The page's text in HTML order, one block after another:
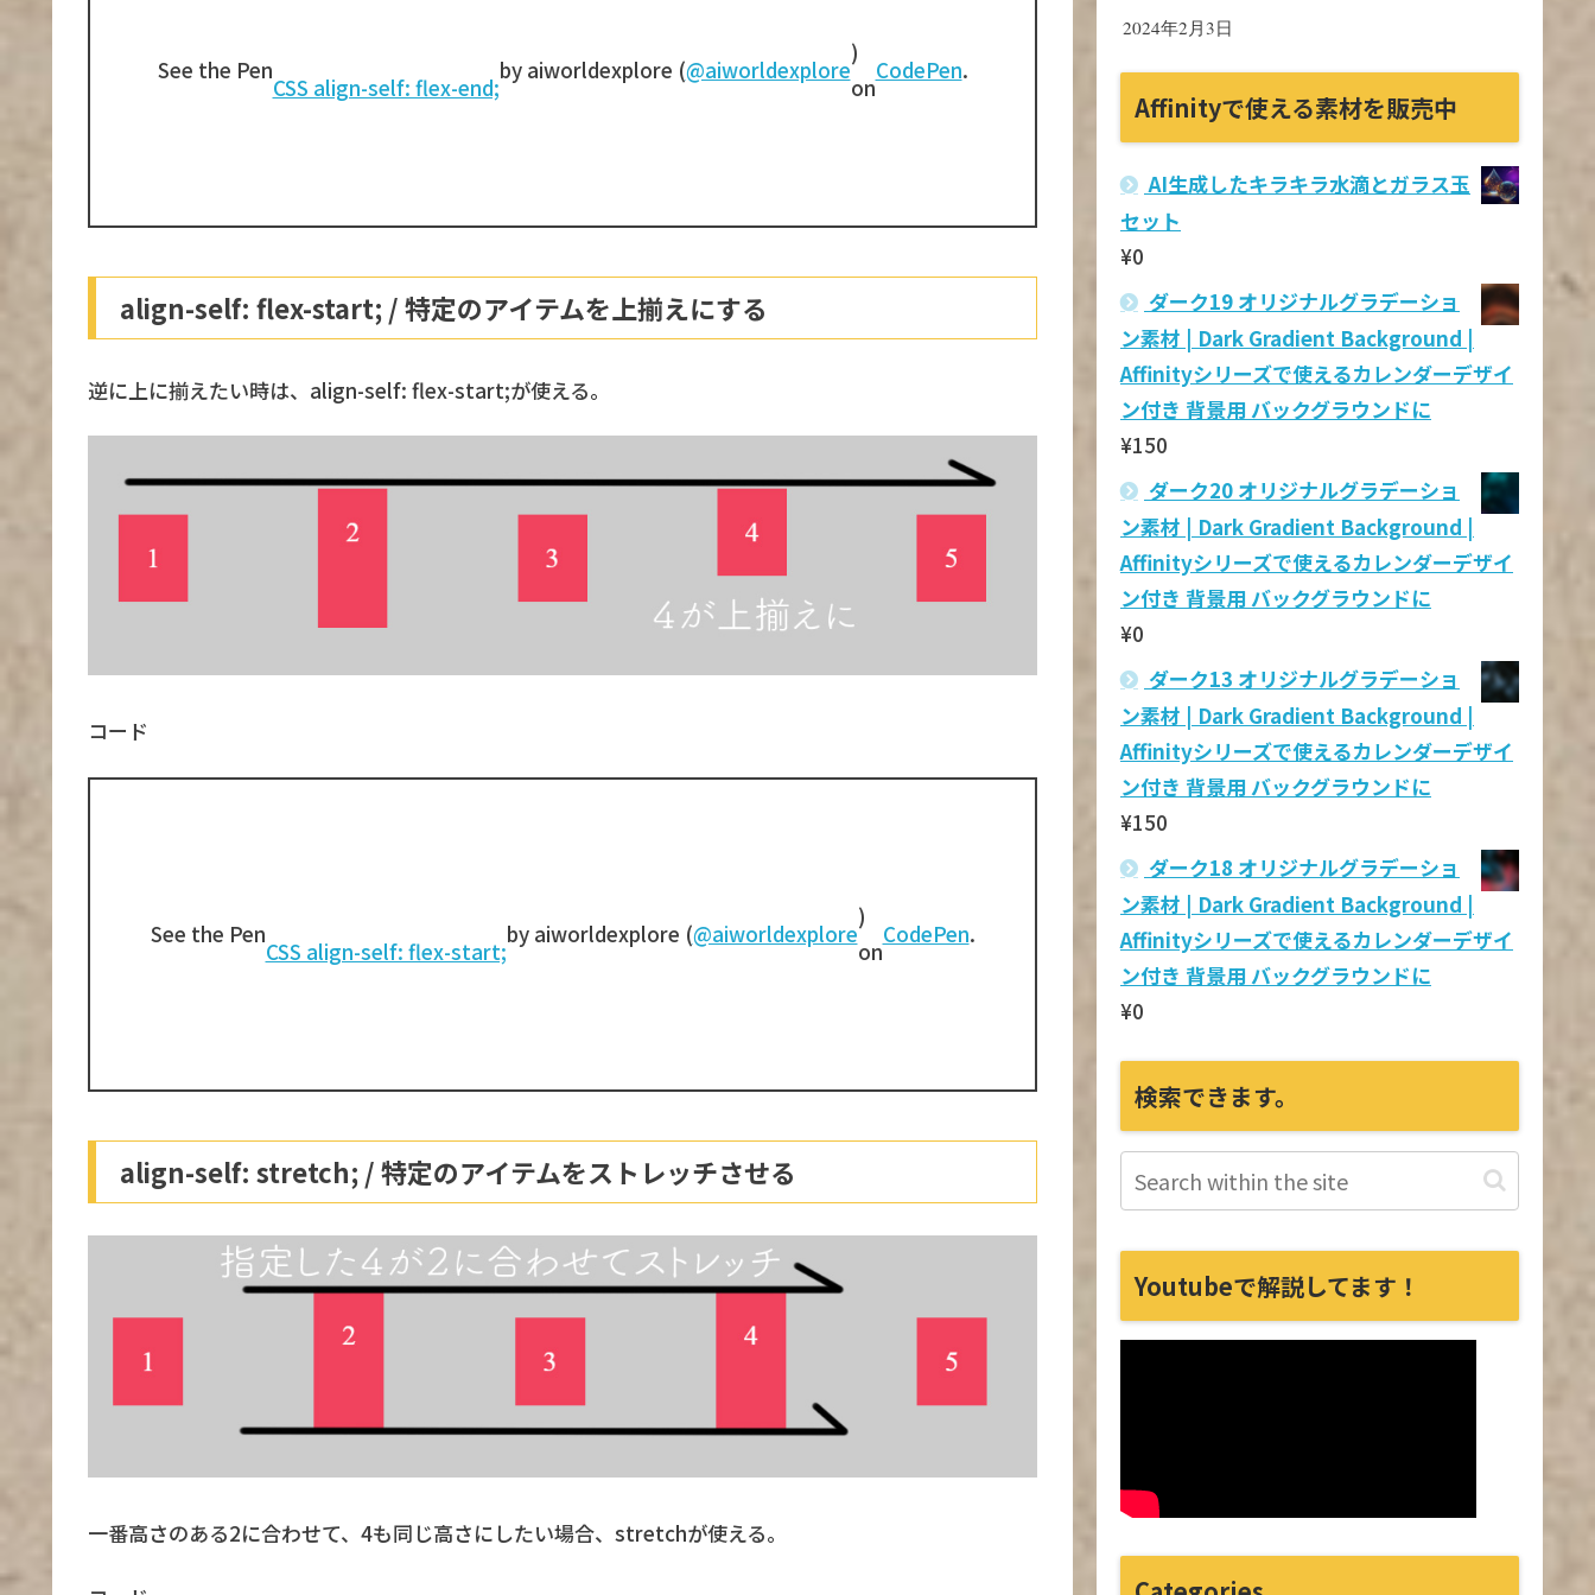
See the Pen
CSS align-self: flex-end;
by aiworldexplore (@aiworldexplore
)
on
CodePen.
align-self: flex-start; / 特定のアイテムを上揃えにする
逆に上に揃えたい時は、align-self: flex-start;が使える。
コード
See the Pen
CSS align-self: flex-start;
by aiworldexplore (@aiworldexplore
)
on
CodePen.
align-self: stretch; / 特定のアイテムをストレッチさせる
一番高さのある2に合わせて、4も同じ高さにしたい場合、stretchが使える。
2024年2月3日
Affinityで使える素材を販売中
AI生成したキラキラ水滴とガラス玉
セット
¥0
ダーク19 オリジナルグラデーショ
ン素材 | Dark Gradient Background |
Affinityシリーズで使えるカレンダーデザイ
ン付き 背景用 バックグラウンドに
¥150
ダーク20 オリジナルグラデーショ
ン素材 | Dark Gradient Background |
Affinityシリーズで使えるカレンダーデザイ
ン付き 背景用 バックグラウンドに
¥0
ダーク13 オリジナルグラデーショ
ン素材 | Dark Gradient Background |
Affinityシリーズで使えるカレンダーデザイ
ン付き 背景用 バックグラウンドに
¥150
ダーク18 オリジナルグラデーショ
ン素材 | Dark Gradient Background |
Affinityシリーズで使えるカレンダーデザイ
ン付き 背景用 バックグラウンドに
¥0
検索できます。
Youtubeで解説してます！